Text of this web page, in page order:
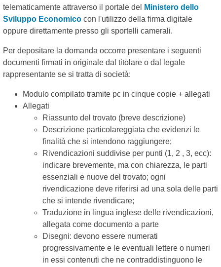
telematicamente attraverso il portale del
Ministero dello
Sviluppo Economico con l'utilizzo della firma digitale
oppure direttamente presso gli sportelli camerali.
Per depositare la domanda occorre presentare i seguenti
documenti firmati in originale dal titolare o dal legale
rappresentante se si tratta di società:
Modulo compilato tramite pc in cinque copie + allegati
Allegati
Riassunto del trovato (breve descrizione)
Descrizione particolareggiata che evidenzi le
finalità che si intendono raggiungere;
Rivendicazioni suddivise per punti (1, 2 , 3, ecc):
indicare brevemente, ma con chiarezza, le parti
essenziali e nuove del trovato; ogni
rivendicazione deve riferirsi ad una sola delle parti
che si intende rivendicare;
Traduzione in lingua inglese delle rivendicazioni,
allegata come documento a parte
Disegni: devono essere numerati
progressivamente e le eventuali lettere o numeri
in essi contenuti che ne contraddistinguono le